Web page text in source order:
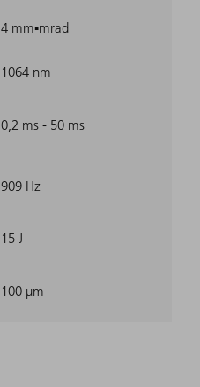
4 mm▪mrad
1064 nm
0,2 ms - 50 ms
909 Hz
15 J
100 μm